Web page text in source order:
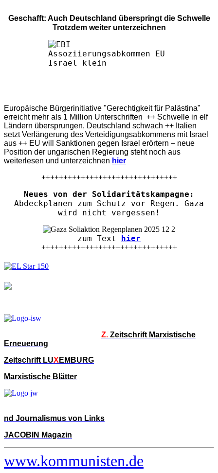
Geschafft: Auch Deutschland überspringt die Schwelle
Trotzdem weiter unterzeichnen
Europäische Bürgerinitiative "Gerechtigkeit für Palästina"
erreicht mehr als 1 Million Unterschriften ++ Schwelle in elf
Ländern übersprungen, Deutschland schwach ++ Italien
setzt Verlängerung des Verteidigungsabkommens mit Israel
aus ++ EU will Sanktionen gegen Israel erörtern – neue
Position der ungarischen Regierung steht noch aus
weiterlesen und unterzeichnen hier
+++++++++++++++++++++++++++++++
Neues von der Solidaritätskampagne:
Abdeckplanen zum Schutz vor Regen. Gaza
wird nicht vergessen!
zum Text hier
+++++++++++++++++++++++++++++++
Z. Zeitschrift Marxistische
Erneuerung
Zeitschrift LUX EMBURG
Marxistische Blätter
nd Journalismus von Links
JACOBIN Magazin
www.kommunisten.de